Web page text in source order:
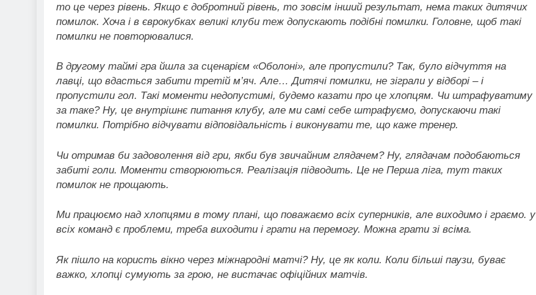
то це через рівень. Якщо є добротний рівень, то зовсім інший результат, нема таких дитячих
помилок. Хоча і в єврокубках великі клуби теж допускають подібні помилки. Головне, щоб такі
помилки не повторювалися.
В другому таймі гра йшла за сценарієм «Оболоні», але пропустили? Так, було відчуття на
лавці, що вдасться забити третій м’яч. Але… Дитячі помилки, не зіграли у відборі – і
пропустили гол. Такі моменти недопустимі, будемо казати про це хлопцям. Чи штрафуватиму
за таке? Ну, це внутрішнє питання клубу, але ми самі себе штрафуємо, допускаючи такі
помилки. Потрібно відчувати відповідальність і виконувати те, що каже тренер.
Чи отримав би задоволення від гри, якби був звичайним глядачем? Ну, глядачам подобаються
забиті голи. Моменти створюються. Реалізація підводить. Це не Перша ліга, тут таких
помилок не прощають.
Ми працюємо над хлопцями в тому плані, що поважаємо всіх суперників, але виходимо і граємо. у
всіх команд є проблеми, треба виходити і грати на перемогу. Можна грати зі всіма.
Як пішло на користь вікно через міжнародні матчі? Ну, це як коли. Коли більші паузи, буває
важко, хлопці сумують за грою, не вистачає офіційних матчів.